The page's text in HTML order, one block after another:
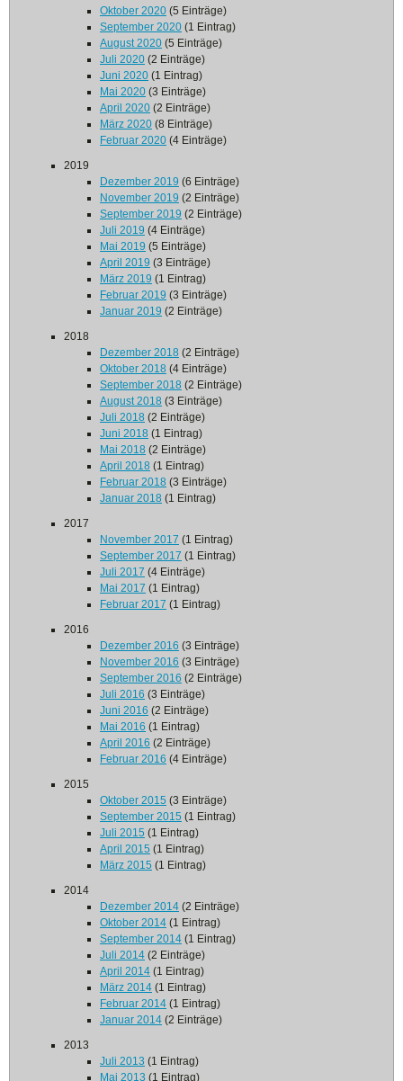
Oktober 2020 (5 Einträge)
September 2020 (1 Eintrag)
August 2020 (5 Einträge)
Juli 2020 (2 Einträge)
Juni 2020 (1 Eintrag)
Mai 2020 (3 Einträge)
April 2020 (2 Einträge)
März 2020 (8 Einträge)
Februar 2020 (4 Einträge)
2019
Dezember 2019 (6 Einträge)
November 2019 (2 Einträge)
September 2019 (2 Einträge)
Juli 2019 (4 Einträge)
Mai 2019 (5 Einträge)
April 2019 (3 Einträge)
März 2019 (1 Eintrag)
Februar 2019 (3 Einträge)
Januar 2019 (2 Einträge)
2018
Dezember 2018 (2 Einträge)
Oktober 2018 (4 Einträge)
September 2018 (2 Einträge)
August 2018 (3 Einträge)
Juli 2018 (2 Einträge)
Juni 2018 (1 Eintrag)
Mai 2018 (2 Einträge)
April 2018 (1 Eintrag)
Februar 2018 (3 Einträge)
Januar 2018 (1 Eintrag)
2017
November 2017 (1 Eintrag)
September 2017 (1 Eintrag)
Juli 2017 (4 Einträge)
Mai 2017 (1 Eintrag)
Februar 2017 (1 Eintrag)
2016
Dezember 2016 (3 Einträge)
November 2016 (3 Einträge)
September 2016 (2 Einträge)
Juli 2016 (3 Einträge)
Juni 2016 (2 Einträge)
Mai 2016 (1 Eintrag)
April 2016 (2 Einträge)
Februar 2016 (4 Einträge)
2015
Oktober 2015 (3 Einträge)
September 2015 (1 Eintrag)
Juli 2015 (1 Eintrag)
April 2015 (1 Eintrag)
März 2015 (1 Eintrag)
2014
Dezember 2014 (2 Einträge)
Oktober 2014 (1 Eintrag)
September 2014 (1 Eintrag)
Juli 2014 (2 Einträge)
April 2014 (1 Eintrag)
März 2014 (1 Eintrag)
Februar 2014 (1 Eintrag)
Januar 2014 (2 Einträge)
2013
Juli 2013 (1 Eintrag)
Mai 2013 (1 Eintrag)